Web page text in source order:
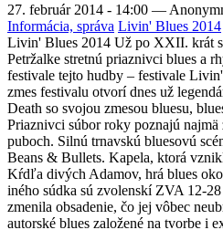
27. február 2014 - 14:00 —
Informácia, správa Livin' Blues 2014
Livin' Blues 2014 Už po XXII. krát
Petržalke stretnú priaznivci blues a
festivale tejto hudby – festivale
zmes festivalu otvorí dnes už
Death so svojou zmesou bluesu,
Priaznivci súbor roky poznajú
puboch. Silnú trnavskú bluesovú
Beans & Bullets. Kapela, ktorá
Kŕdľa divých Adamov, hrá blues
iného súdka sú zvolenskí ZVA 12-
zmenila obsadenie, čo jej vôbec
autorské blues založené na tvorbe i